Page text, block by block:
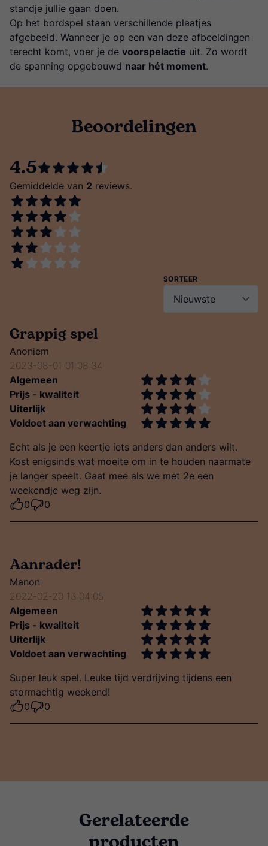
standje jullie gaan doen.
Op het bordspel staan verschillende plaatjes
afgebeeld. Wanneer je op een van deze afbeeldingen
terecht komt, voer je de voorspelactie uit. Zo wordt
de spanning opgebouwd naar hét moment.
Beoordelingen
4.5
Gemiddelde van 2 reviews.
SORTEER
Grappig spel
Anoniem
2023-08-01 01:08:34
Algemeen
Prijs - kwaliteit
Uiterlijk
Voldoet aan verwachting
Echt als je een keertje iets anders dan anders wilt.
Kost enigsinds wat moeite om in te houden naarmate
je langer speelt. Gaat mee als we met 2e een
weekendje weg zijn.
0
0
Aanrader!
Manon
2022-02-20 13:04:05
Algemeen
Prijs - kwaliteit
Uiterlijk
Voldoet aan verwachting
Super leuk spel. Leuke tijd verdrijving tijdens een
stormachtig weekend!
0
0
Gerelateerde